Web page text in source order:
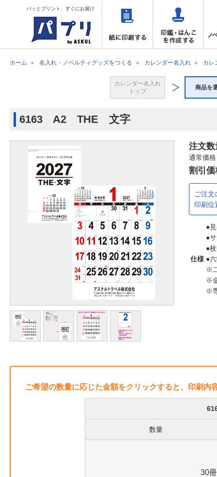
パッとプリント、すぐにお届け
ホーム 名入れ・ノベルティグッズをつくる カレンダー名入れ カレ
カレンダー名入れ
トップ
商品を
6163 A2 THE 文字
注文数
通常価格
割引価
ご注文
印刷位
仕様
●
●
●
●
※
※
※
ご希望の数量に応じた金額をクリックすると、印刷内
数量
30冊